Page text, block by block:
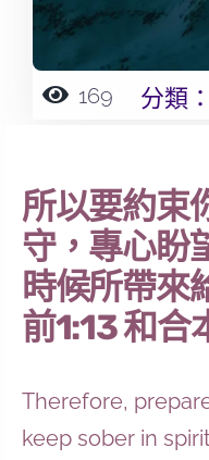
169 分類：
所以要約束
守，專心盼
時候所帶來
前1:13 和合
Therefore,
keep sober in